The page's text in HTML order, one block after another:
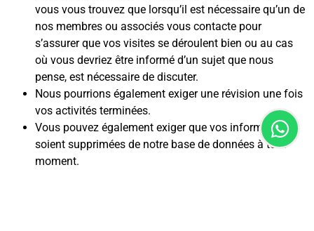
vous vous trouvez que lorsqu’il est nécessaire qu’un de
nos membres ou associés vous contacte pour
s’assurer que vos visites se déroulent bien ou au cas
où vous devriez être informé d’un sujet que nous
pense, est nécessaire de discuter.
Nous pourrions également exiger une révision une fois
vos activités terminées.
Vous pouvez également exiger que vos informations
soient supprimées de notre base de données à tout
moment.